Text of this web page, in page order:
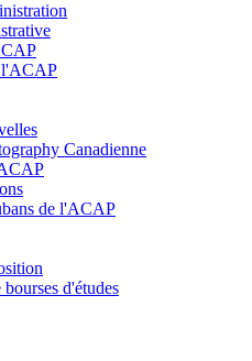
l'ACAP
Canadienne
de l'ACAP
d'études